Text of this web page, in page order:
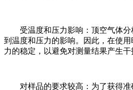
受温度和压力影响：顶空气体分
到温度和压力的影响。因此，在使
力的稳定，以避免对测量结果产生干
对样品的要求较高：为了获得准